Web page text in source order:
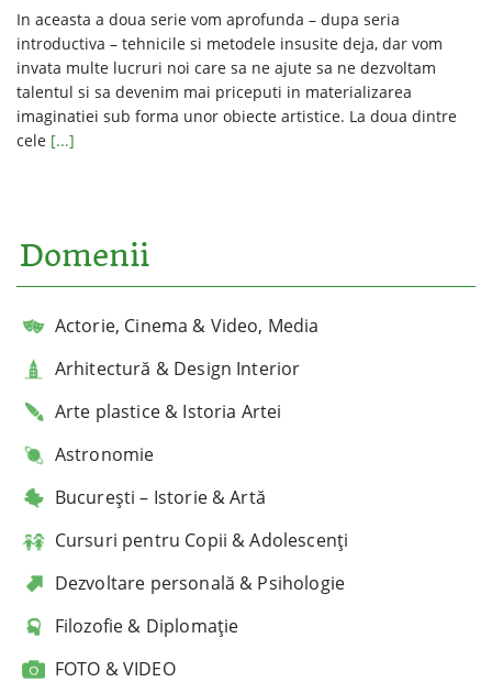
In aceasta a doua serie vom aprofunda – dupa seria
introductiva – tehnicile si metodele insusite deja, dar vom
invata multe lucruri noi care sa ne ajute sa ne dezvoltam
talentul si sa devenim mai priceputi in materializarea
imaginatiei sub forma unor obiecte artistice. La doua dintre
cele [...]
Domenii
Actorie, Cinema & Video, Media
Arhitectură & Design Interior
Arte plastice & Istoria Artei
Astronomie
București – Istorie & Artă
Cursuri pentru Copii & Adolescenți
Dezvoltare personală & Psihologie
Filozofie & Diplomație
FOTO & VIDEO